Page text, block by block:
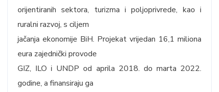
orijentiranih sektora, turizma i poljoprivrede, kao i
ruralni razvoj, s ciljem
jačanja ekonomije BiH. Projekat vrijedan 16,1 miliona
eura zajednički provode
GIZ, ILO i UNDP od aprila 2018. do marta 2022.
godine, a finansiraju ga